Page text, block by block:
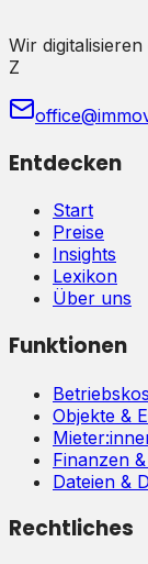
Wir
Z
Entdecken
Start
Preise
Insights
Lexikon
Über uns
Funktionen
Objekte &
Finanzen
Dateien &
Rechtliches